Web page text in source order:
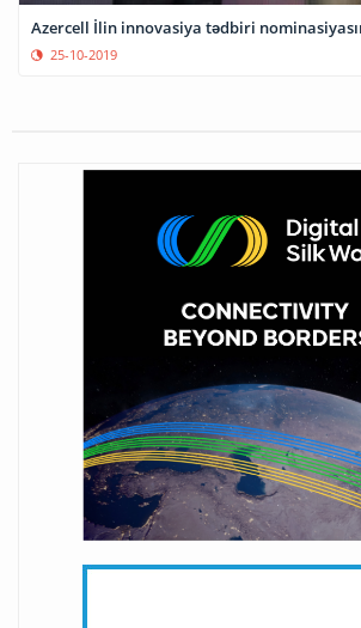
Azercell İlin innovasiya tədbiri
25-10-2019